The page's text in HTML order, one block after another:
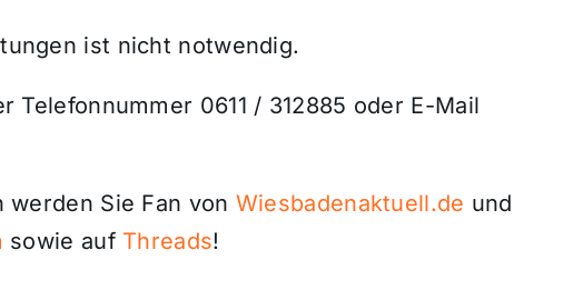
ist nicht notwendig.
0611 / 312885 oder E-Mail
werden Sie Fan von Wiesbadenaktuell.de und
sowie auf Threads!